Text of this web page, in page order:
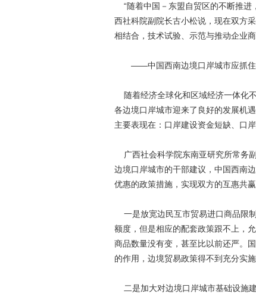
“随着中国－东盟自贸区的不断推进
西社科院副院长古小松说，现在双方
相结合，技术试验、示范与推动企业
——中国西南边境口岸城市应抓住
随着经济全球化和区域经济一体化
各边境口岸城市迎来了良好的发展机
主要表现在：口岸建设资金短缺、口
广西社会科学院东南亚研究所常务
边境口岸城市的干部建议，中国西南
优惠的政策措施，实现双方的互惠共
一是放宽边民互市贸易进口商品限
额度，但是相应的配套政策跟不上，
商品数量没有变，甚至比以前还严。
的作用，边境贸易政策得不到充分实
二是加大对边境口岸城市基础设施